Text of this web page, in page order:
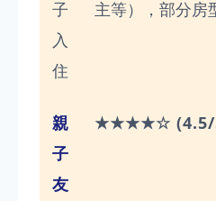
子
入
住
主等），部分房
親
子
友
★★★★☆ (4.5/